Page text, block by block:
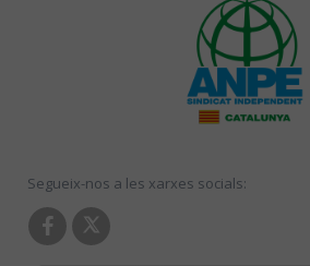
Segueix-nos a les xarxes socials: